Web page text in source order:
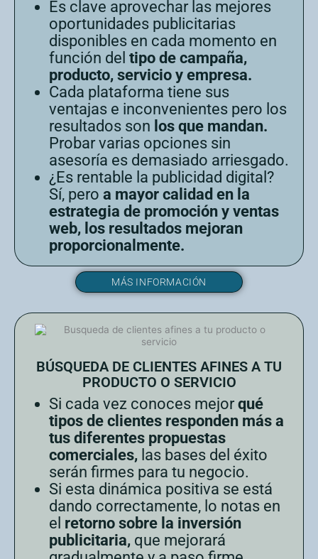
Es clave aprovechar las mejores
oportunidades publicitarias
disponibles en cada momento en
función del tipo de campaña,
producto, servicio y empresa.
Cada plataforma tiene sus
ventajas e inconvenientes pero los
resultados son los que mandan.
Probar varias opciones sin
asesoría es demasiado arriesgado.
¿Es rentable la publicidad digital?
Sí, pero a mayor calidad en la
estrategia de promoción y ventas
web, los resultados mejoran
proporcionalmente.
MÁS INFORMACIÓN
BÚSQUEDA DE CLIENTES AFINES A TU
PRODUCTO O SERVICIO
Si cada vez conoces mejor qué
tipos de clientes responden más a
tus diferentes propuestas
comerciales, las bases del éxito
serán firmes para tu negocio.
Si esta dinámica positiva se está
dando correctamente, lo notas en
el retorno sobre la inversión
publicitaria, que mejorará